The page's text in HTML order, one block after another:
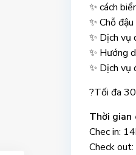
✨ cách
✨ Chỗ
✨ Dịch vụ
✨ Hướng
✨ Dịch vụ
?Tối đa
Thời gian
Chec in:
Check